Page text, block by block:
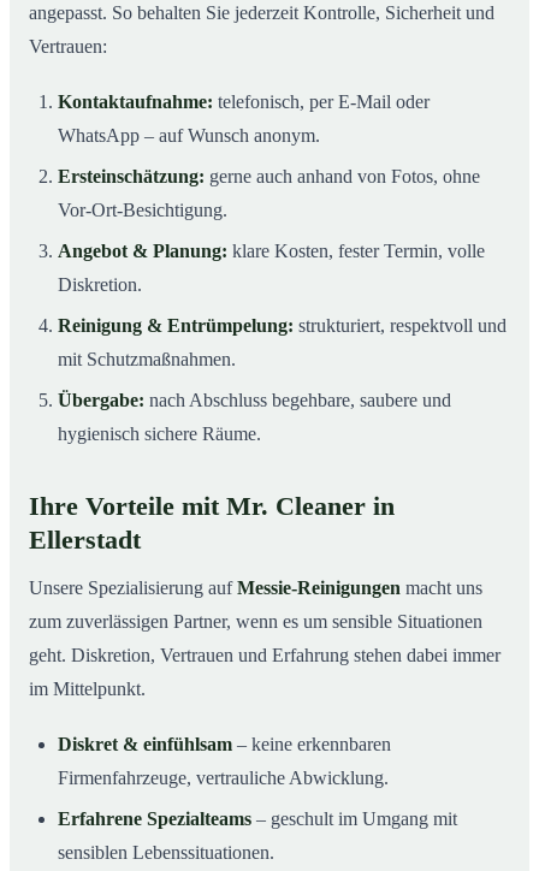
angepasst. So behalten Sie jederzeit Kontrolle, Sicherheit und
Vertrauen:
Kontaktaufnahme: telefonisch, per E-Mail oder
WhatsApp – auf Wunsch anonym.
Ersteinschätzung: gerne auch anhand von Fotos, ohne
Vor-Ort-Besichtigung.
Angebot & Planung: klare Kosten, fester Termin, volle
Diskretion.
Reinigung & Entrümpelung: strukturiert, respektvoll und
mit Schutzmaßnahmen.
Übergabe: nach Abschluss begehbare, saubere und
hygienisch sichere Räume.
Ihre Vorteile mit Mr. Cleaner in
Ellerstadt
Unsere Spezialisierung aufMessie-Reinigungen macht uns
zum zuverlässigen Partner, wenn es um sensible Situationen
geht. Diskretion, Vertrauen und Erfahrung stehen dabei immer
im Mittelpunkt.
Diskret & einfühlsam – keine erkennbaren
Firmenfahrzeuge, vertrauliche Abwicklung.
Erfahrene Spezialteams – geschult im Umgang mit
sensiblen Lebenssituationen.